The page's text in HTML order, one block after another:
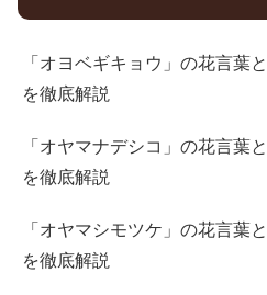
「オヨベギキョウ」の花言葉
を徹底解説
「オヤマナデシコ」の花言葉
を徹底解説
「オヤマシモツケ」の花言葉
を徹底解説